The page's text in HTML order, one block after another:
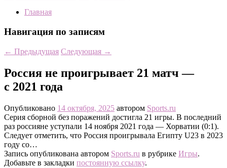
Главная
Навигация по записям
← Предыдущая Следующая →
Россия не проигрывает 21 матч —
с 2021 года
Опубликовано 14 октября, 2025 автором Sports.ru
Серия сборной без поражений достигла 21 игры. В последний
раз россияне уступали 14 ноября 2021 года — Хорватии (0:1).
Следует отметить, что Россия проигрывала Египту U23 в 2023
году со…
Запись опубликована автором Sports.ru в рубрике Игры.
Добавьте в закладки постоянную ссылку.